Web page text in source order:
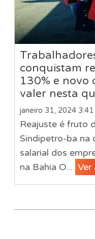
conquistam
130% e novo
valer nesta
janeiro 31, 2024 3:41
Reajuste é fruto
Sindipetro-ba na
salarial dos
na Bahia O... Ver